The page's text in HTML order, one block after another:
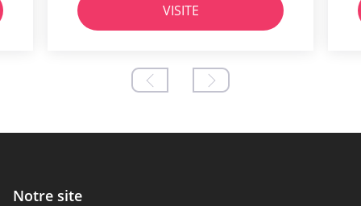
VISITE
Notre site